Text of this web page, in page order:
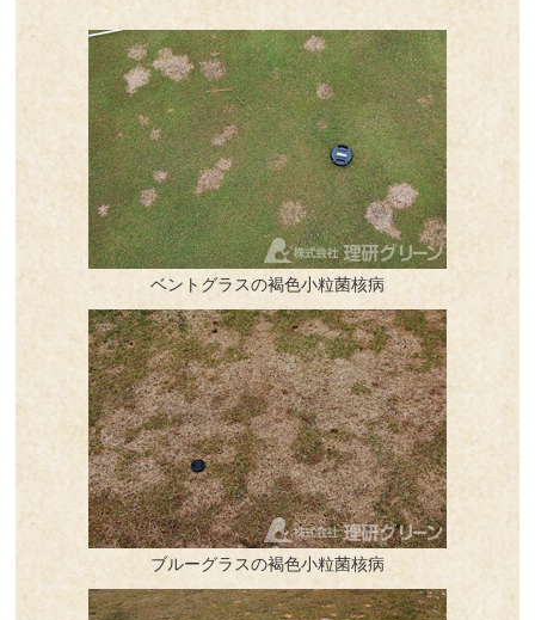
ベントグラスの褐色小粒菌核病
ブルーグラスの褐色小粒菌核病